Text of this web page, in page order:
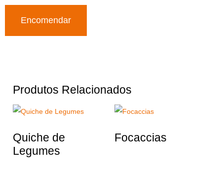
Encomendar
Produtos Relacionados
Quiche de
Legumes
Focaccias